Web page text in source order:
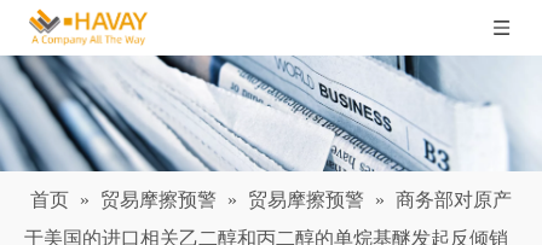
首页 » 贸易摩擦预警 » 贸易摩擦预警 » 商务部对原产
于美国的进口相关乙二醇和丙二醇的单烷基醚发起反倾销